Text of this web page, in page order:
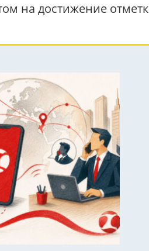
на достижение